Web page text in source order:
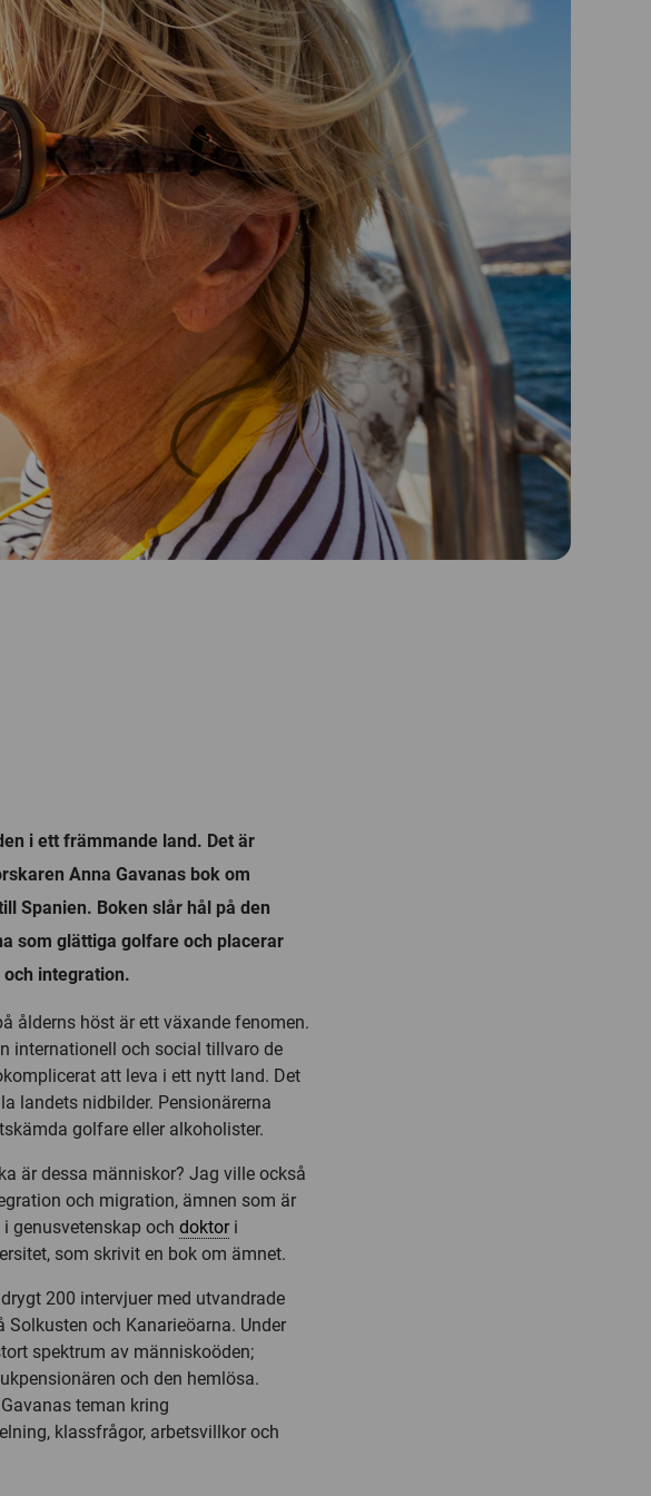
i ett främmande land. Det är
Anna Gavanas bok om
Spanien. Boken slår hål på den
som glättiga golfare och placerar
integration.
ålderns höst är ett växande fenomen.
internationell och social tillvaro de
att leva i ett nytt land. Det
landets nidbilder. Pensionärerna
golfare eller alkoholister.
är dessa människor? Jag ville också
och migration, ämnen som är
i genusvetenskap och doktori
som skrivit en bok om ämnet.
200 intervjuer med utvandrade
och Kanarieöarna. Under
spektrum av människoöden;
och den hemlösa.
teman kring
klassfrågor, arbetsvillkor och